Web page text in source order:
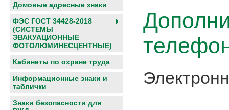
Домовые адресные знаки
ФЭС ГОСТ 34428-2018
(СИСТЕМЫ
ЭВАКУАЦИОННЫЕ
ФОТОЛЮМИНЕСЦЕНТНЫЕ)
Кабинеты по охране труда
Информационные знаки и
таблички
Знаки безопасности для